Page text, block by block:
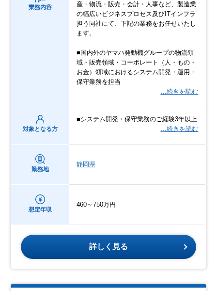
業務内容
産・物流・販売・会計・人事など、製造業
の幅広いビジネスプロセス及びITインフラ
担う同社にて、下記の業務をお任せいたし
ます。
■国内外のヤマハ発動機グループの物流領
域・販売領域・コーポレート（人・もの・
お金）領域におけるシステム開発・運用・
保守業務を担当
…続きを読む
対象となる方
■システム開発・保守業務のご経験3年以上
…続きを読む
勤務地
静岡県
想定年収
460～750万円
詳しく見る